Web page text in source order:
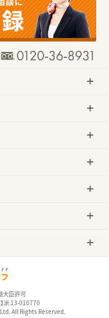
大臣許可
派 13-010770
All Rights Reserved.